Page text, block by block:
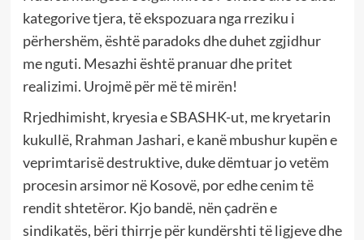
kategorive tjera, të ekspozuara nga rreziku i
përhershëm, është paradoks dhe duhet zgjidhur
me nguti. Mesazhi është pranuar dhe pritet
realizimi. Urojmë për më të mirën!
Rrjedhimisht, kryesia e SBASHK-ut, me kryetarin
kukullë, Rrahman Jashari, e kanë mbushur kupën e
veprimtarisë destruktive, duke dëmtuar jo vetëm
procesin arsimor në Kosovë, por edhe cenim të
rendit shtetëror. Kjo bandë, nën çadrën e
sindikatës, bëri thirrje për kundërshti të ligjeve dhe